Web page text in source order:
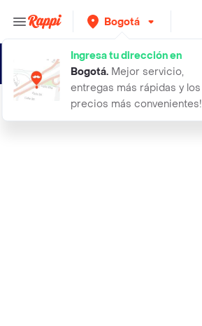
Bogotá
Ingresa tu dirección en
Bogotá. Mejor servicio,
entregas más rápidas y los
precios más convenientes!
adidas runfalcon 20 k tenis azul de